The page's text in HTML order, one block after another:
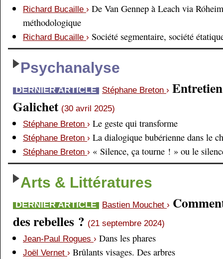
Richard Bucaille › De Van Gennep à Leach via
méthodologique
Richard Bucaille › Société segmentaire, société
Psychanalyse
DERNIER ARTICLE Stéphane Breton ›
Galichet (30 avril 2025)
Stéphane Breton › Le geste qui transforme
Stéphane Breton › La dialogique bubérienne dans le
Stéphane Breton › « Silence, ça tourne ! » ou le
Arts & Littératures
DERNIER ARTICLE Bastien Mouchet ›
des rebelles ? (21 septembre 2024)
Jean-Paul Rogues › Dans les phares
Joël Vernet › Brûlants visages. Des arbres